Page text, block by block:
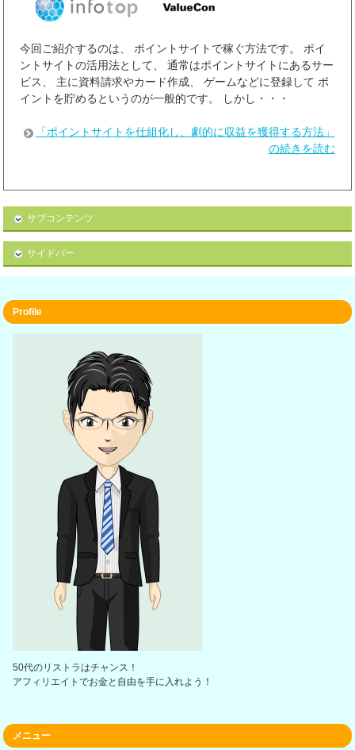
今回ご紹介するのは、 ポイントサイトで稼ぐ方法です。 ポイ
ントサイトの活用法として、 通常はポイントサイトにあるサー
ビス、 主に資料請求やカード作成、 ゲームなどに登録して ポ
イントを貯めるというのが一般的です。 しかし・・・
「ポイントサイトを仕組化し、劇的に収益を獲得する方法」
の続きを読む
サブコンテンツ
サイドバー
Profile
50代のリストラはチャンス！
アフィリエイトでお金と自由を手に入れよう！
メニュー